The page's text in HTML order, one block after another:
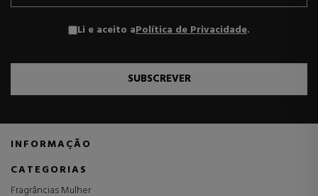
Li e aceito aPolítica de Privacidade.
SUBSCREVER
INFORMAÇÃO
CATEGORIAS
Fragrâncias Mulher